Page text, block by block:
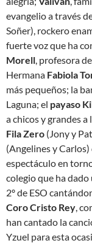
evangelio a través
Soñer), rockero
fuerte voz que ha
Morell, profesora
Hermana Fabiola
más pequeños; la
Laguna; el payaso
a chicos y grandes
Fila Zero (Jony y
(Angelines y
espectáculo en
colegio que ha
2º de ESO
Coro Cristo Rey,
han cantado la
Yzuel para esta